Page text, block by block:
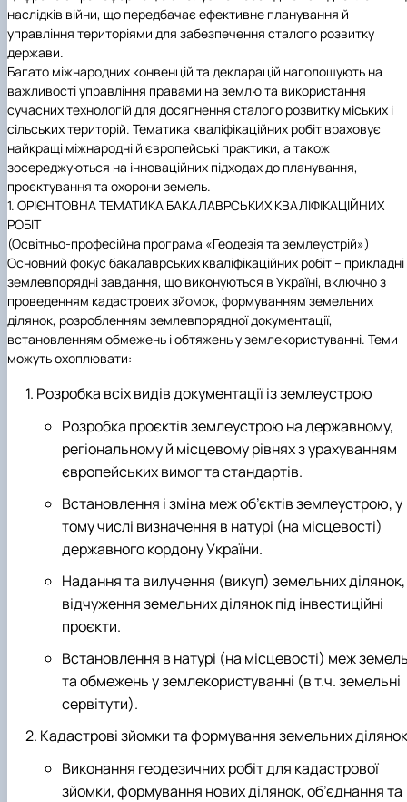
(MOOCs)
SEB-2025
University Research Services Catalogue
LearningFaculty of Design and Engineering
Faculty of Economics
Management
Faculty of Humanities and Pedagogy
Faculty of Information Technologies
Faculty of Land Management
Faculty of Law
Faculty of Veterinary Medicine
Mechanical and Technological Faculty
Faculty of Plant Protection, Biotechnology
Farm named after O.V. Muzychenko
Educational and Research Farm «Vorzel»
Science
Research Institute of Forestry and
Research Institute of Technology and
Animal Products
Research and Design Institute of
Standardisation and Technologies of Eco-Safe
Organic Products
Ukrainian Laboratory of Quality and Safety of
Agricultural Products
Ukrainian Research Institute of Agricultural
Architecture and Design
Berezhany Agrotechnical Institute
Bobrovytsia Professional College named after
Mainova
Boyarka College of Ecology and Natural
Resources
Crimean Agro-Industrial College
Crimean Technical College of Land
and Agricultural Mechanisation
Irpin Professional College
Nemishaieve Professional College
Nizhyn Agrotechnical Institute
Nizhyn Professional College
Prybrezhne Agrarian College
Rivne Professional College
Zalishchyky Professional College named after
Ye. Khraplivyi
International Students Office
наслідків війни, що передбачає ефективне планування й
управління територіями для забезпечення сталого розвитку
держави.
Багато міжнародних конвенцій та декларацій наголошують на
важливості управління правами на землю та використання
сучасних технологій для досягнення сталого розвитку міських і
сільських територій. Тематика кваліфікаційних робіт враховує
найкращі міжнародні й європейські практики, а також
зосереджуються на інноваційних підходах до планування,
проєктування та охорони земель.
1. ОРІЄНТОВНА ТЕМАТИКА БАКАЛАВРСЬКИХ КВАЛІФІКАЦІЙНИХ
РОБІТ
(Освітньо-професійна програма «Геодезiя та землеустрiй»)
Основний фокус бакалаврських кваліфікаційних робіт – прикладні
землевпорядні завдання, що виконуються в Україні, включно з
проведенням кадастрових зйомок, формуванням земельних
ділянок, розробленням землевпорядної документації,
встановленням обмежень і обтяжень у землекористуванні. Теми
можуть охоплювати:
Розробка всіх видів документації із землеустрою
Розробка проєктів землеустрою на державному,
регіональному й місцевому рівнях з урахуванням
європейських вимог та стандартів.
Встановлення і зміна меж об’єктів землеустрою, у
тому числі визначення в натурі (на місцевості)
державного кордону України.
Надання та вилучення (викуп) земельних ділянок,
відчуження земельних ділянок під інвестиційні
проєкти.
Встановлення в натурі (на місцевості) меж
та обмежень у землекористуванні (в т.ч. земельні
сервітути).
Кадастрові зйомки та формування земельних ділянок
Виконання геодезичних робіт для кадастрової
зйомки, формування нових ділянок, об’єднання та